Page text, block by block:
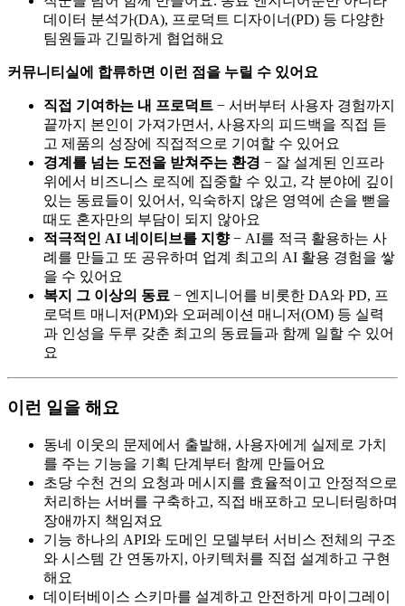
데이터 분석가(DA), 프로덕트 디자이너(PD) 등 다양한
팀원들과 긴밀하게 협업해요
커뮤니티실에 합류하면 이런 점을 누릴 수 있어요
직접 기여하는 내 프로덕트 − 서버부터 사용자 경험까지
끝까지 본인이 가져가면서, 사용자의 피드백을 직접 듣
고 제품의 성장에 직접적으로 기여할 수 있어요
경계를 넘는 도전을 받쳐주는 환경 − 잘 설계된 인프라
위에서 비즈니스 로직에 집중할 수 있고, 각 분야에 깊이
있는 동료들이 있어서, 익숙하지 않은 영역에 손을 뻗을
때도 혼자만의 부담이 되지 않아요
적극적인 AI 네이티브를 지향− AI를 적극 활용하는 사
례를 만들고 또 공유하며 업계 최고의 AI 활용 경험을 쌓
을 수 있어요
복지 그 이상의 동료 − 엔지니어를 비롯한 DA와 PD, 프
로덕트 매니저(PM)와 오퍼레이션 매니저(OM) 등 실력
과 인성을 두루 갖춘 최고의 동료들과 함께 일할 수 있어
요
이런 일을 해요
동네 이웃의 문제에서 출발해, 사용자에게 실제로 가치
를 주는 기능을 기획 단계부터 함께 만들어요
초당 수천 건의 요청과 메시지를 효율적이고 안정적으로
처리하는 서버를 구축하고, 직접 배포하고 모니터링하며
장애까지 책임져요
기능 하나의 API와 도메인 모델부터 서비스 전체의 구조
와 시스템 간 연동까지, 아키텍처를 직접 설계하고 구현
해요
데이터베이스 스키마를 설계하고 안전하게 마이그레이